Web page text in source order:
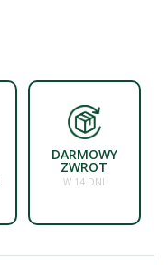
DARMOWY
ZWROT
W 14 DNI